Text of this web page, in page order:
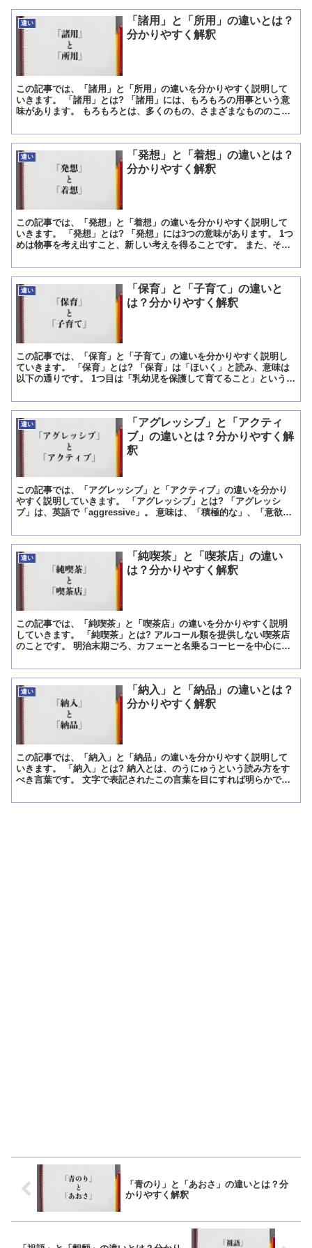
違い
「諸用」と「所用」の違いとは？
分かりやすく解釈
この記事では、「諸用」と「所用」の違いを分かりやすく説明して
いきます。 「諸用」とは? 「諸用」には、もろもろの用事という意
味があります。 もろもろとは、多くのもの、さまざまなもののこと
違い
「発想」と「着想」の違いとは？
分かりやすく解釈
この記事では、「発想」と「着想」の違いを分かりやすく説明して
いきます。 「発想」とは? 「発想」には3つの意味があります。 1つ
めは物事を考え出すこと、新しい考えを得ることです。 また、その
違い
「保育」と「子育て」の違いと
は？分かりやすく解釈
この記事では、「保育」と「子育て」の違いを分かりやすく説明し
ていきます。 「保育」とは? 「保育」は「ほいく」と読み、意味は
以下の通りです。 1つ目は「乳幼児を保護して育てること」という意
違い
「アグレッシブ」と「アクティ
ブ」の違いとは？分かりやすく解
釈
この記事では、「アグレッシブ」と「アクティブ」の違いを分かり
やすく説明していきます。 「アグレッシブ」とは? 「アグレッシ
ブ」は、英語で「aggressive」。 意味は、「積極的な」、「意欲的
違い
「純喫茶」と「喫茶店」の違い
は？分かりやすく解釈
この記事では、「純喫茶」と「喫茶店」の違いを分かりやすく説明
していきます。 「純喫茶」とは? アルコール類を提供しない喫茶店
のことです。 明治末期ごろ、カフェーと名乗るコーヒーを中心に出
違い
「納入」と「納品」の違いとは？
分かりやすく解釈
この記事では、「納入」と「納品」の違いを分かりやすく説明して
いきます。 「納入」とは? 納入とは、のうにゅうという読み方をす
べき言葉です。 文字で表記されたこの言葉を目にすれば明らかです
「青のり」と「あおさ」の違いとは？分
かりやすく解釈